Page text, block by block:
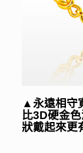
▲永遠相守
比3D硬金
狀戴起來更